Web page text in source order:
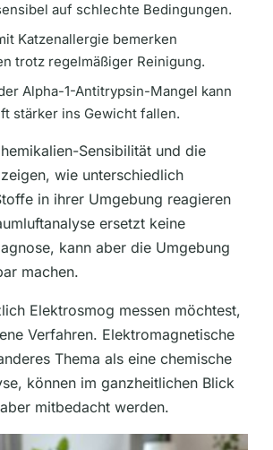
auf schlechte Bedingungen.
Katzenallergie bemerken
trotz regelmäßiger Reinigung.
Alpha-1-Antitrypsin-Mangel kann
stärker ins Gewicht fallen.
Sensibilität und die
wie unterschiedlich
in ihrer Umgebung reagieren
ersetzt keine
kann aber die Umgebung
machen.
Elektrosmog messen möchtest,
Verfahren. Elektromagnetische
Thema als eine chemische
können im ganzheitlichen Blick
mitbedacht werden.